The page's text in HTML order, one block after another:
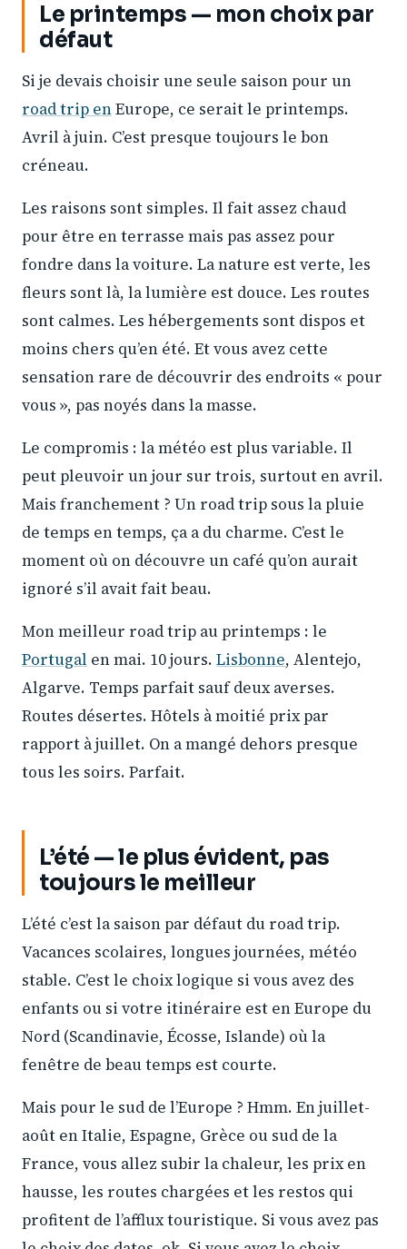
Le printemps — mon choix par
défaut
Si je devais choisir une seule saison pour un
road trip enEurope, ce serait le printemps.
Avril à juin. C’est presque toujours le bon
créneau.
Les raisons sont simples. Il fait assez chaud
pour être en terrasse mais pas assez pour
fondre dans la voiture. La nature est verte, les
fleurs sont là, la lumière est douce. Les routes
sont calmes. Les hébergements sont dispos et
moins chers qu’en été. Et vous avez cette
sensation rare de découvrir des endroits « pour
vous », pas noyés dans la masse.
Le compromis : la météo est plus variable. Il
peut pleuvoir un jour sur trois, surtout en avril.
Mais franchement ? Un road trip sous la pluie
de temps en temps, ça a du charme. C’est le
moment où on découvre un café qu’on aurait
ignoré s’il avait fait beau.
Mon meilleur road trip au printemps : le
Portugal en mai. 10 jours. Lisbonne, Alentejo,
Algarve. Temps parfait sauf deux averses.
Routes désertes. Hôtels à moitié prix par
rapport à juillet. On a mangé dehors presque
tous les soirs. Parfait.
L’été — le plus évident, pas
toujours le meilleur
L’été c’est la saison par défaut du road trip.
Vacances scolaires, longues journées, météo
stable. C’est le choix logique si vous avez des
enfants ou si votre itinéraire est en Europe du
Nord (Scandinavie, Écosse, Islande) où la
fenêtre de beau temps est courte.
Mais pour le sud de l’Europe ? Hmm. En juillet-
août en Italie, Espagne, Grèce ou sud de la
France, vous allez subir la chaleur, les prix en
hausse, les routes chargées et les restos qui
profitent de l’afflux touristique. Si vous avez pas